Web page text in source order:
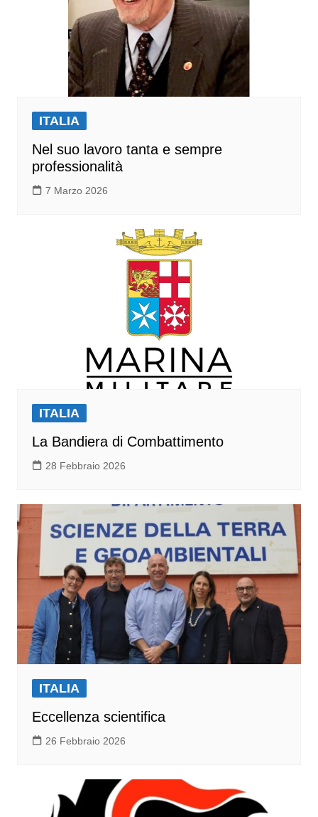
ITALIA
Nel suo lavoro tanta e sempre
professionalità
7 Marzo 2026
ITALIA
La Bandiera di Combattimento
28 Febbraio 2026
ITALIA
Eccellenza scientifica
26 Febbraio 2026